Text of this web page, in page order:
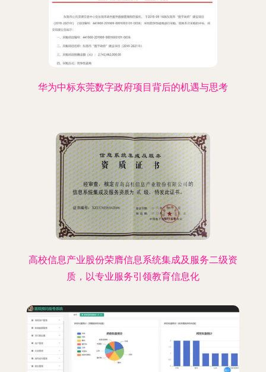
华为中标东莞数字政府项目背后的机遇与思考
高校信息产业股份荣膺信息系统集成及服务二级资
质，以专业服务引领教育信息化